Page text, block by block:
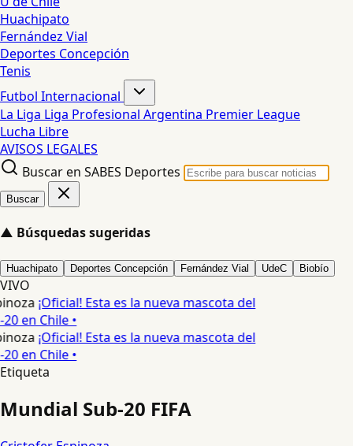
Huachipato
Fernández Vial
Deportes Concepción
Tenis
Futbol Internacional
La Liga Liga Profesional Argentina Premier League
Lucha Libre
AVISOS LEGALES
Buscar en SABES Deportes
Buscar
▲ Búsquedas sugeridas
Huachipato Deportes Concepción Fernández Vial UdeC Biobío
VIVO
¡Oficial! Esta es la nueva mascota del
en Chile •
¡Oficial! Esta es la nueva mascota del
en Chile •
Etiqueta
Mundial Sub-20 FIFA